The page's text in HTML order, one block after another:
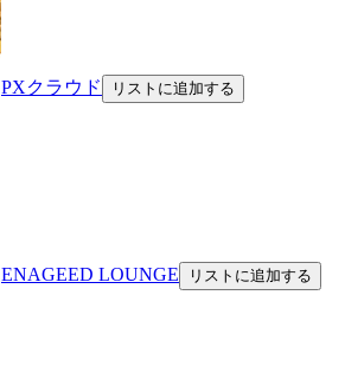
PXクラウド リストに追加する
ENAGEED LOUNGE リストに追加する